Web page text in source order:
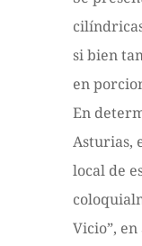
si bien
en
En
Asturias,
local de
Vicio”,